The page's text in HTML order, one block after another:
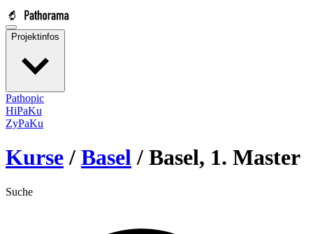
Projektinfos
Pathopic
HiPaKu
ZyPaKu
Kurse / Basel / Basel, 1. Master
Suche